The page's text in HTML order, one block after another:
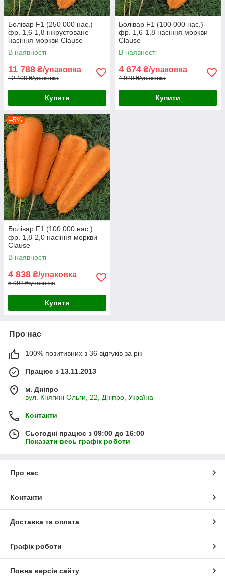
Болівар F1 (250 000 нас.)
фр. 1,6-1,8 інкрустоване
насіння моркви Clause
В наявності
11 788 ₴/упаковка
12 408 ₴/упаковка
Купити
Болівар F1 (100 000 нас.)
фр. 1,6-1,8 насіння моркви
Clause
В наявності
4 674 ₴/упаковка
4 920 ₴/упаковка
Купити
–5%
Болівар F1 (100 000 нас.)
фр. 1,8-2,0 насіння моркви
Clause
В наявності
4 838 ₴/упаковка
5 092 ₴/упаковка
Купити
Про нас
100% позитивних з 36 відгуків за рік
Працює з 13.11.2013
м. Дніпро
вул. Княгині Ольги, 22, Дніпро, Україна
Контакти
Сьогодні працює з 09:00 до 16:00
Показати весь графік роботи
Про нас
Контакти
Доставка та оплата
Графік роботи
Повна версія сайту